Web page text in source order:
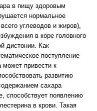
в пищу здоровым
нормальное
углеводов и жиров),
в коре головного
дистонии. Как
поступление
может привести к
развитию
сахара
способствует появлению
в крови. Такая